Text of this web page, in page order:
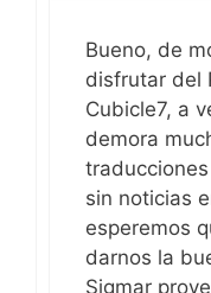
Bueno, de
disfrutar del
Cubicle7, a
demora
sin noticias
esperemos
darnos la
Sigmar